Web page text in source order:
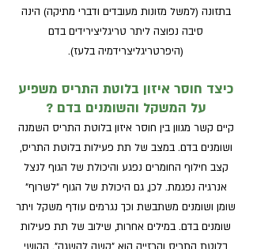
בתזונה (למשל מזונות מעובדים ודברי מתיקה) הינה
סיבה נפוצה ליתר טריגליצירידים בדם
(היפרטריגליצרידמיה בלעז).
כיצד חוסר איזון בלוטת התריס משפיע
על המשקל והשומנים בדם ?
קיים קשר מגוון בין חוסר איזון בלוטת התריס השמנה
ושומנים בדם. במצב של תת פעילות בלוטת התריס,
קצב חילוף החומרים נפגע והיכולת של הגוף לנצל
אנרגיה נפגמת. לכן, גם היכולת של הגוף "לשרוף"
שומן ושומנים משתבשת וכך נגרמים עודף משקל ויתר
שומנים בדם. במילים אחרות, שילוב של תת פעילות